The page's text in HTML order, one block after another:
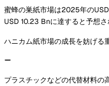
蜜蜂の巣紙市場は2025年の
USD 10.23 Bnに達すると予想さ
ハニカム紙市場の成長を妨げる
プラスチックなどの代替材料の